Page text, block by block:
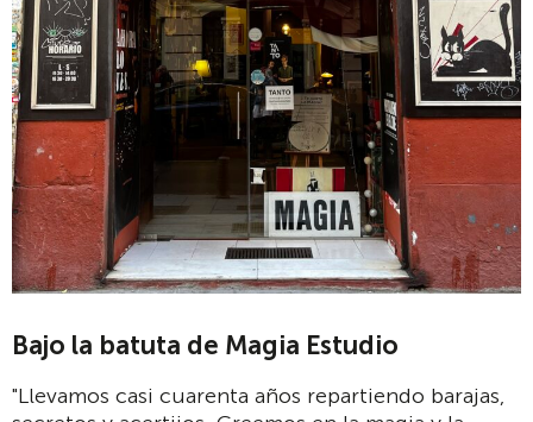
Bajo la batuta de Magia Estudio
"Llevamos casi cuarenta años repartiendo barajas,